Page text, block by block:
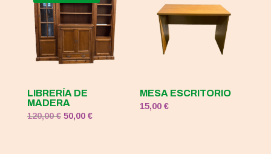
LIBRERÍA DE
MADERA
120,00€ El
50,00 €El
MESA ESCRITORIO
15,00€